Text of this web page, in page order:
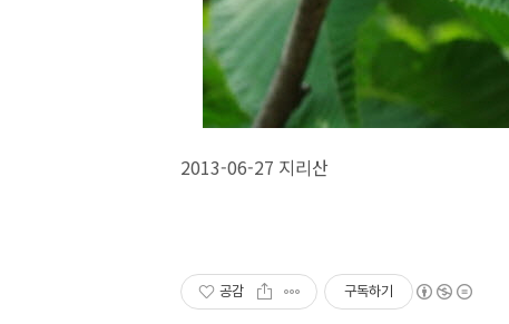
2013-06-27 지리산
공감 구독하기